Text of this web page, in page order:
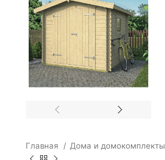
Главная Дома и домокомплекты